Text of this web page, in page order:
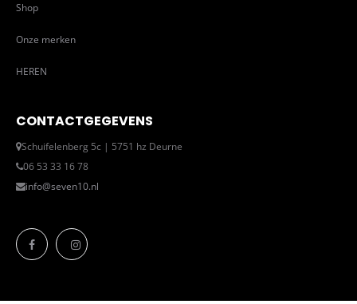
Shop
Onze merken
HEREN
CONTACTGEGEVENS
Schuifelenberg 5c | 5751 hz Deurne
06 53 33 16 78
info@seven10.nl